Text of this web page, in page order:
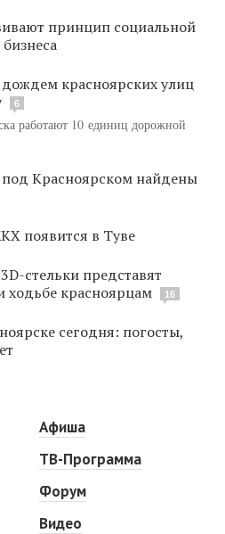
принцип социальной
красноярских улиц
6
работают 10 единиц дорожной
Красноярском найдены
появится в Туве
стельки представят
красноярцам
16
сегодня: погосты,
Афиша
ТВ-Программа
Форум
Видео